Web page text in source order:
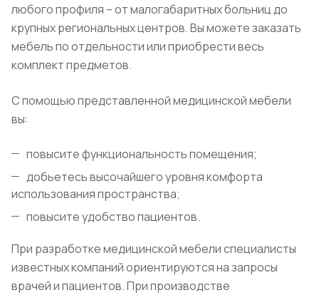
любого профиля – от малогабаритных больниц до
крупных региональных центров. Вы можете заказать
мебель по отдельности или приобрести весь
комплект предметов.
С помощью представленной медицинской мебели
вы:
повысите функциональность помещения;
добьетесь высочайшего уровня комфорта
использования пространства;
повысите удобство пациентов.
При разработке медицинской мебели специалисты
известных компаний ориентируются на запросы
врачей и пациентов. При производстве